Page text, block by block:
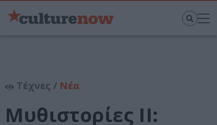
Τέχνες / Νέα
Μυθιστορίες ΙΙ: